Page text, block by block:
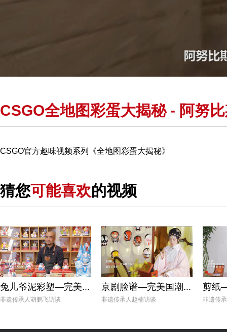
CSGO全地图彩蛋大揭秘 - 阿努
CSGO官方趣味视频系列《全地图彩蛋大揭秘》
猜您可能喜欢的视频
兔儿爷泥彩塑—完美...
非遗传承人胡鹏飞访谈
京剧脸谱—完美国潮...
非遗传承人赵楠访谈
剪纸
非遗传